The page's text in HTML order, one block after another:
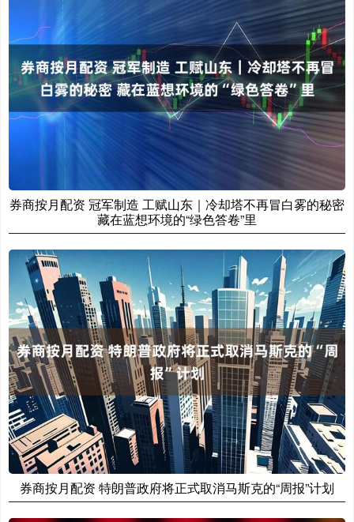
券商按月配资 冠军制造 工赋山东｜冷却塔不再冒白雾的秘密
藏在蓝想环境的“绿色答卷”里
券商按月配资 特朗普政府将正式取消马斯克的“周报”计划